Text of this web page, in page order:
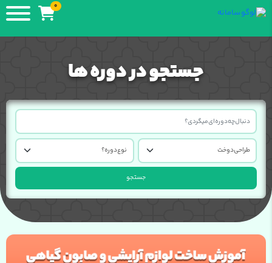
0
جستجو در دوره ها
جستجو